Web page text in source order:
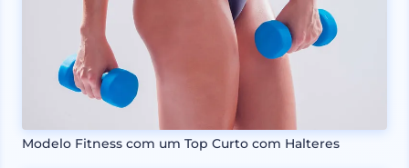
Modelo Fitness com um Top Curto com Halteres